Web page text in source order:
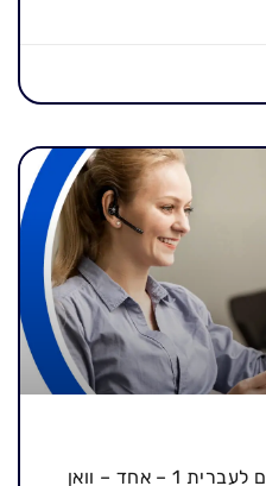
מספרים באנגלית עם תרגום לעברית 1 – אחד – וואן